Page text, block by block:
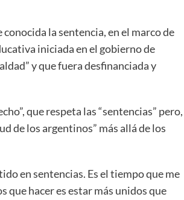
la sentencia, en el marco de
iniciada en el gobierno de
y que fuera desfinanciada y
que respeta las “sentencias” pero,
de los argentinos” más allá de los
en sentencias. Es el tiempo que me
que hacer es estar más unidos que